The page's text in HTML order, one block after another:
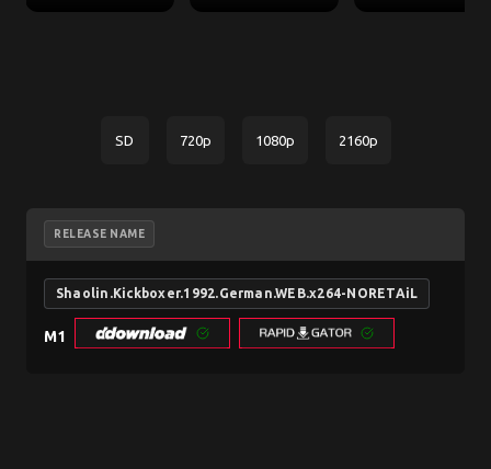
SD 720p 1080p 2160p
RELEASE NAME
Shaolin.Kickboxer.1992.German.WEB.x264-NORETAiL
M1